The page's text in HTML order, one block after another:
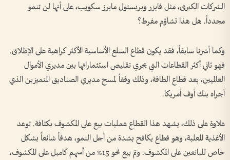
الشركات الكبرى، مثل فايزر وبريستول مايرز سكويب، على أنها لن تنمو
مجدداً. هل هذا تشاؤم مفرط؟
وكما أشرنا سابقاً، فقد يكون قطاع السلع الأساسية الأكثر كراهية على الإطلاق.
فهو ثاني أكثر القطاعات التي يجري تقليص استثماراتها بين مديري الأموال
العالميين، بعد قطاع الطاقة، وذلك وفقاً لمسح مديري الصناديق المتميزين الذي
أجراه بنك أوف أمريكا.
علاوة على ذلك، يشهد هذا القطاع عمليات بيع على المكشوف بكثافة. توعد
الأغذية المعلبة، وهو قطاع يكافح بشدة من أجل النمو، هدفاً شائعاً بشكل
خاص للبائعين على المكشوف. وتم بيع نحو 15% من أسهم كامبل على المكشوف،